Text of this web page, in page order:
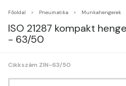
Főoldal Pneumatika Munkahengerek
ISO 21287 kompakt
- 63/50
Cikkszám ZIN-63/50